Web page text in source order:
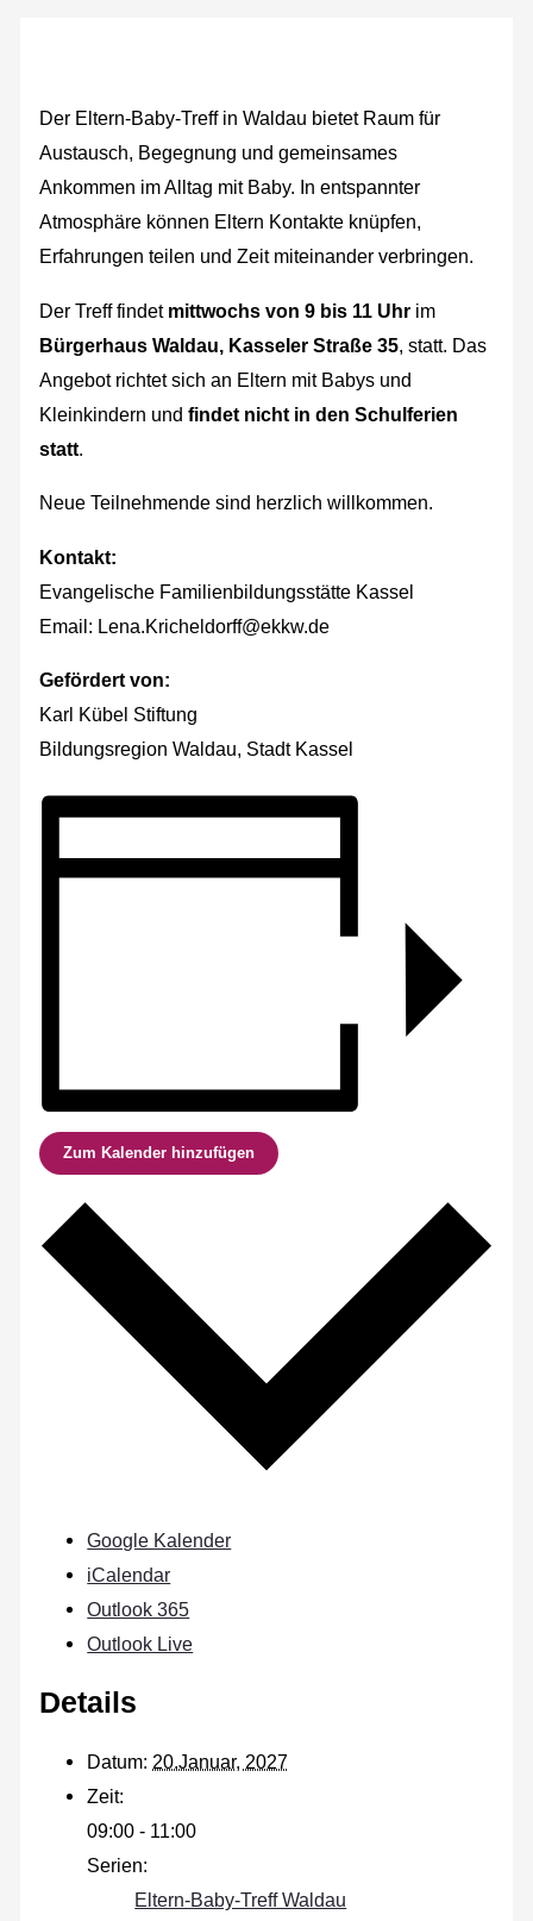
Der Eltern-Baby-Treff in Waldau bietet Raum für
Austausch, Begegnung und gemeinsames
Ankommen im Alltag mit Baby. In entspannter
Atmosphäre können Eltern Kontakte knüpfen,
Erfahrungen teilen und Zeit miteinander verbringen.
Der Treff findet mittwochs von 9 bis 11 Uhr im
Bürgerhaus Waldau, Kasseler Straße 35, statt. Das
Angebot richtet sich an Eltern mit Babys und
Kleinkindern undfindet nicht in den Schulferien
statt.
Neue Teilnehmende sind herzlich willkommen.
Kontakt:
Evangelische Familienbildungsstätte Kassel
Email: Lena.Kricheldorff@ekkw.de
Gefördert von:
Karl Kübel Stiftung
Bildungsregion Waldau, Stadt Kassel
Zum Kalender hinzufügen
Google Kalender
iCalendar
Outlook 365
Outlook Live
Details
Datum: 20.Januar, 2027
Zeit:
09:00 - 11:00
Serien:
Eltern-Baby-Treff Waldau